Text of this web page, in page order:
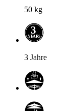
50 kg
YEARS
3
3 Jahre